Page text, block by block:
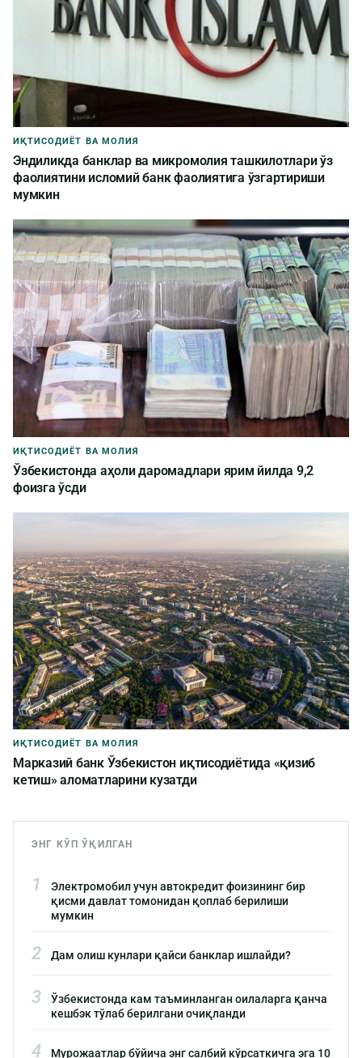
ИҚТИСОДИЁТ ВА МОЛИЯ
Эндиликда банклар ва микромолия ташкилотлари ўз
фаолиятини исломий банк фаолиятига ўзгартириши
мумкин
ИҚТИСОДИЁТ ВА МОЛИЯ
Ўзбекистонда аҳоли даромадлари ярим йилда 9,2
фоизга ўсди
ИҚТИСОДИЁТ ВА МОЛИЯ
Марказий банк Ўзбекистон иқтисодиётида «қизиб
кетиш» аломатларини кузатди
ЭНГ КЎП ЎҚИЛГАН
1
Электромобил учун автокредит фоизининг бир
қисми давлат томонидан қоплаб берилиши
мумкин
2 Дам олиш кунлари қайси банклар ишлайди?
3
Ўзбекистонда кам таъминланган оилаларга қанча
кешбэк тўлаб берилгани очиқланди
4 Мурожаатлар бўйича энг салбий кўрсаткичга эга 10